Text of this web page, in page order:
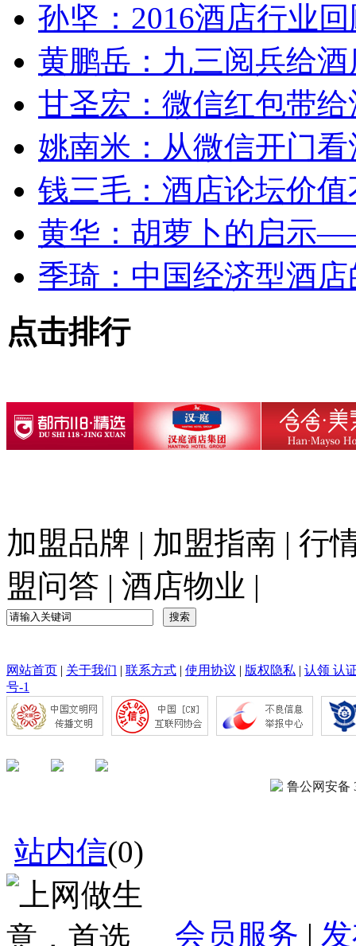
孙坚：2016酒店行业
黄鹏岳：九三阅兵给
甘圣宏：微信红包带
姚南米：从微信开门
钱三毛：酒店论坛价
黄华：胡萝卜的启示
季琦：中国经济型酒
点击排行
加盟品牌 | 加盟指南 | 行
盟问答 | 酒店物业 |
网站首页 | 关于我们 | 联系方式 | 使用协议 | 版权隐私 | 认领 认
号-1
鲁公网安备
站内信(0)
会员服务 |